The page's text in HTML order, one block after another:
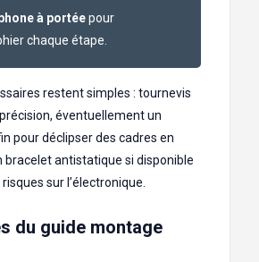
à portéepour
chaque étape.
restent simples : tournevis
éventuellement un
pour déclipser des cadres en
bracelet antistatique si disponible
sur l’électronique.
du guide montage